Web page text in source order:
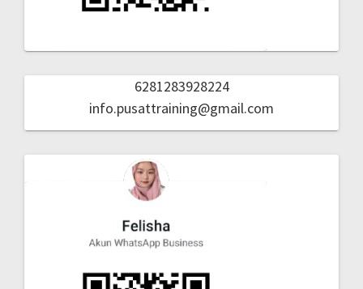
6281283928224
info.pusattraining@gmail.com